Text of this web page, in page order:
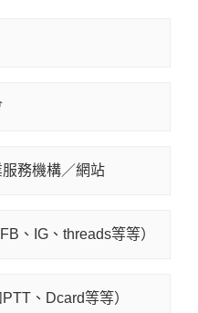
務機構／網站
、IG、threads等等）
、Dcard等等）